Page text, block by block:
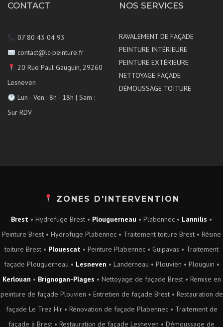
CONTACT
07 80 43 04 93
contact@lc-peinture.fr
20 Rue Paul Gauguin, 29260
Lesneven
Lun - Ven : 8h - 18h | Sam :
Sur RDV
NOS SERVICES
RAVALEMENT DE FAÇADE
PEINTURE INTÉRIEURE
PEINTURE EXTÉRIEURE
NETTOYAGE FAÇADE
DÉMOUSSAGE TOITURE
ZONES D'INTERVENTION
Brest • Hydrofuge Brest • Plouguerneau • Plabennec • Lannilis •
Peinture Brest • Hydrofuge Plabennec • Traitement toiture Brest • Résine
toiture Brest • Plouescat • Peinture Plabennec • Guipavas • Traitement
façade Plouguerneau • Lesneven • Landerneau • Plouvien • Plouguin •
Kerlouan • Brignogan-Plages • Nettoyage de façade Brest• Remise en
peinture de façade Plouvien • Entretien de façade Brest• Restauration de
façade Le Trez Hir• Rénovation de façade Plabennec• Traitement de
façade à Brest • Restauration de façade Lesneven • Démoussage de